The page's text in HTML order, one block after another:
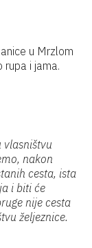
u Mrzlom
rupa i jama.
vlasništvu
nakon
cesta, ista
i biti će
nije cesta
željeznice.